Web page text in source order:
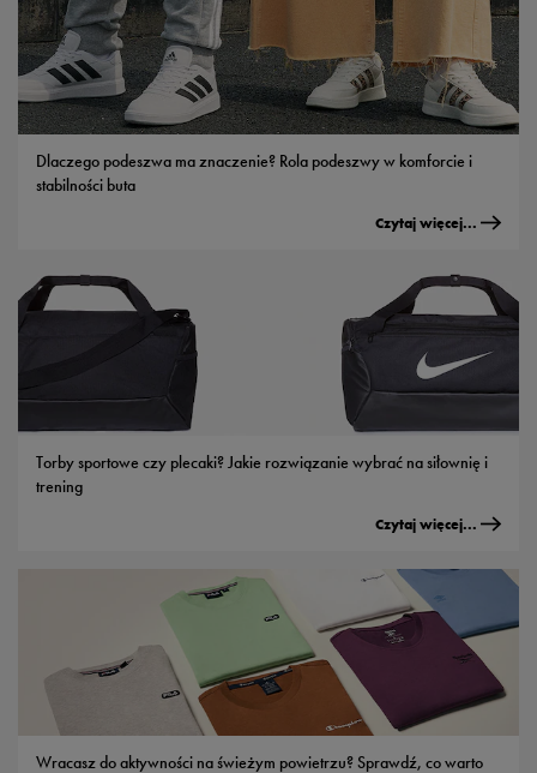
Dlaczego podeszwa ma znaczenie? Rola podeszwy w komforcie i
stabilności buta
Czytaj więcej...
Torby sportowe czy plecaki? Jakie rozwiązanie wybrać na siłownię i
trening
Czytaj więcej...
Wracasz do aktywności na świeżym powietrzu? Sprawdź, co warto